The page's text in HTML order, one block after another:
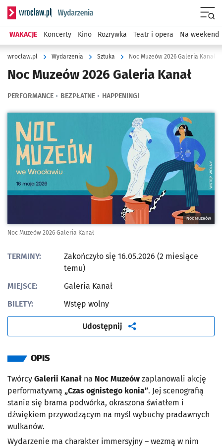
Serwis informacyjny wroclaw.pl podserwis: Wydarzenia
WAKACJE Koncerty Kino Rozrywka Teatr i opera Na weekend
wroclaw.pl Wydarzenia Sztuka Noc Muzeów 2026 Galeria Kanał
Noc Muzeów 2026 Galeria Kanał
PERFORMANCE BEZPŁATNE HAPPENINGI
Noc Muzeów
Noc Muzeów 2026 Galeria Kanał
TERMINY:
Zakończyło się 16.05.2026 (2 miesiące
temu)
MIEJSCE:
Galeria Kanał
BILETY:
Wstęp wolny
Udostępnij artykuł
OPIS
Twórcy Galerii Kanał na Noc Muzeów zaplanowali akcję
performatywną „Czas ognistego konia”. Jej scenografią
stanie się brama podwórka, okraszona światłem i
dźwiękiem przywodzącym na myśl wybuchy pradawnych
wulkanów.
Wydarzenie ma charakter immersyjny – wezmą w nim